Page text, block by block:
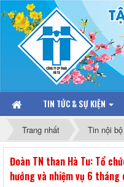
TIN TỨC & SỰ KIỆN
Trang nhất Tin nội bộ
Đoàn TN than Hà Tu: Tổ
hướng và nhiệm vụ 6